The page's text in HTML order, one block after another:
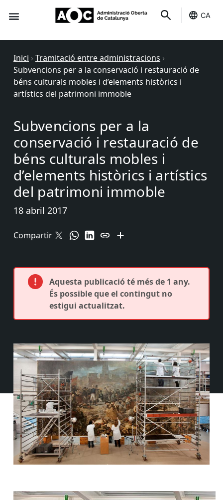
CA
Inici › Tramitació entre administracions ›
Subvencions per a la conservació i restauració de
béns culturals mobles i d’elements històrics i
artístics del patrimoni immoble
Subvencions per a la
conservació i restauració de
béns culturals mobles i
d’elements històrics i artístics
del patrimoni immoble
18 abril 2017
Compartir
Aquesta publicació té més de 1 any.
És possible que el contingut no
estigui actualitzat.